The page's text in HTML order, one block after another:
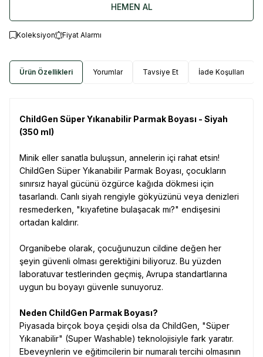
HEMEN AL
Koleksiyon Fiyat Alarmı
Ürün Özellikleri Yorumlar Tavsiye Et İade Koşulları
ChildGen Süper Yıkanabilir Parmak Boyası - Siyah
(350 ml)
Minik eller sanatla buluşsun, annelerin içi rahat etsin!
ChildGen Süper Yıkanabilir Parmak Boyası, çocukların
sınırsız hayal gücünü özgürce kağıda dökmesi için
tasarlandı. Canlı siyah rengiyle gökyüzünü veya denizleri
resmederken, "kıyafetine bulaşacak mı?" endişesini
ortadan kaldırır.
Organibebe olarak, çocuğunuzun cildine değen her
şeyin güvenli olması gerektiğini biliyoruz. Bu yüzden
laboratuvar testlerinden geçmiş, Avrupa standartlarına
uygun bu boyayı güvenle sunuyoruz.
Neden ChildGen Parmak Boyası?
Piyasada birçok boya çeşidi olsa da ChildGen, "Süper
Yıkanabilir" (Super Washable) teknolojisiyle fark yaratır.
Ebeveynlerin ve eğitimcilerin bir numaralı tercihi olmasının